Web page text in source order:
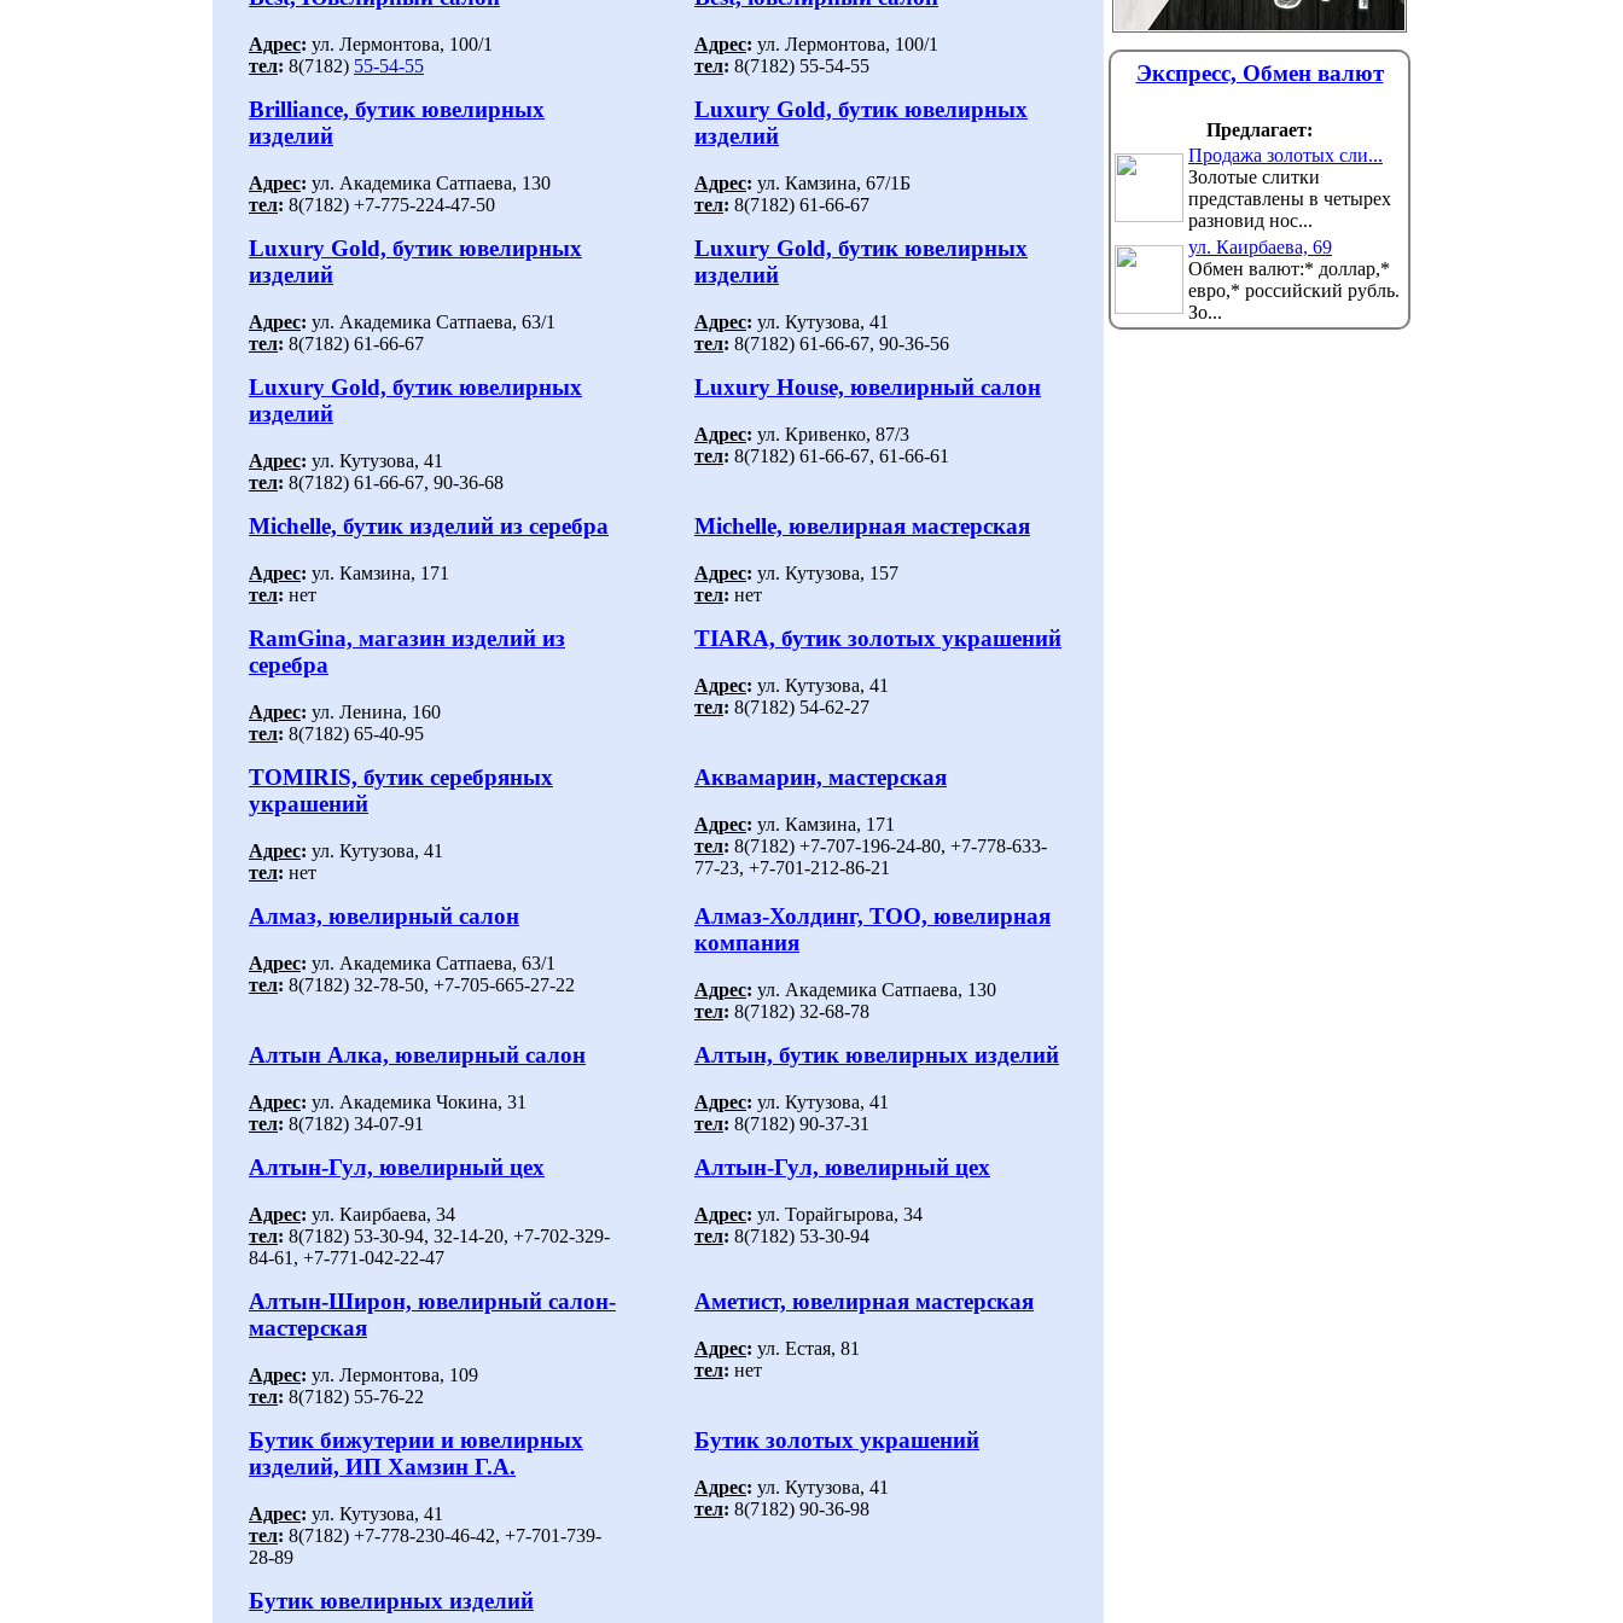
Адрес: ул. Лермонтова, 100/1
тел: 8(7182) 55-54-55
Адрес: ул. Лермонтова, 100/1
тел: 8(7182) 55-54-55
Brilliance, бутик ювелирных
изделий
Адрес: ул. Академика Сатпаева, 130
тел: 8(7182) +7-775-224-47-50
Luxury Gold, бутик ювелирных
изделий
Адрес: ул. Камзина, 67/1Б
тел: 8(7182) 61-66-67
Luxury Gold, бутик ювелирных
изделий
Адрес: ул. Академика Сатпаева, 63/1
тел: 8(7182) 61-66-67
Luxury Gold, бутик ювелирных
изделий
Адрес: ул. Кутузова, 41
тел: 8(7182) 61-66-67, 90-36-56
Luxury Gold, бутик ювелирных
изделий
Адрес: ул. Кутузова, 41
тел: 8(7182) 61-66-67, 90-36-68
Luxury House, ювелирный салон
Адрес: ул. Кривенко, 87/3
тел: 8(7182) 61-66-67, 61-66-61
Michelle, бутик изделий из серебра
Адрес: ул. Камзина, 171
тел: нет
Michelle, ювелирная мастерская
Адрес: ул. Кутузова, 157
тел: нет
RamGina, магазин изделий из
серебра
Адрес: ул. Ленина, 160
тел: 8(7182) 65-40-95
TIARA, бутик золотых украшений
Адрес: ул. Кутузова, 41
тел: 8(7182) 54-62-27
TOMIRIS, бутик серебряных
украшений
Адрес: ул. Кутузова, 41
тел: нет
Аквамарин, мастерская
Адрес: ул. Камзина, 171
тел: 8(7182) +7-707-196-24-80, +7-778-633-
77-23, +7-701-212-86-21
Алмаз, ювелирный салон
Адрес: ул. Академика Сатпаева, 63/1
тел: 8(7182) 32-78-50, +7-705-665-27-22
Алмаз-Холдинг, ТОО, ювелирная
компания
Адрес: ул. Академика Сатпаева, 130
тел: 8(7182) 32-68-78
Алтын Алка, ювелирный салон
Адрес: ул. Академика Чокина, 31
тел: 8(7182) 34-07-91
Алтын, бутик ювелирных изделий
Адрес: ул. Кутузова, 41
тел: 8(7182) 90-37-31
Алтын-Гул, ювелирный цех
Адрес: ул. Каирбаева, 34
тел: 8(7182) 53-30-94, 32-14-20, +7-702-329-
84-61, +7-771-042-22-47
Алтын-Гул, ювелирный цех
Адрес: ул. Торайгырова, 34
тел: 8(7182) 53-30-94
Алтын-Широн, ювелирный салон-
мастерская
Адрес: ул. Лермонтова, 109
тел: 8(7182) 55-76-22
Аметист, ювелирная мастерская
Адрес: ул. Естая, 81
тел: нет
Бутик бижутерии и ювелирных
изделий, ИП Хамзин Г.А.
Адрес: ул. Кутузова, 41
тел: 8(7182) +7-778-230-46-42, +7-701-739-
28-89
Бутик золотых украшений
Адрес: ул. Кутузова, 41
тел: 8(7182) 90-36-98
Бутик ювелирных изделий
Экспресс, Обмен валют
Предлагает:
Продажа золотых сли...
Золотые слитки
представлены в четырех
разновид нос...
ул. Каирбаева, 69
Обмен валют:* доллар,*
евро,* российский рубль.
Зо...